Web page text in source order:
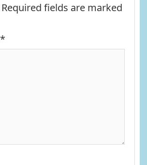
Required fields are marked
*